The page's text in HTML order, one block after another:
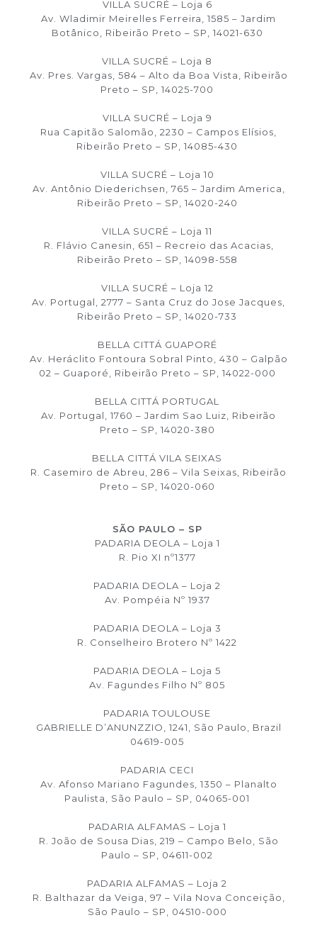
VILLA SUCRÉ – Loja 6
Av. Wladimir Meirelles Ferreira, 1585 – Jardim
Botânico, Ribeirão Preto – SP, 14021-630
VILLA SUCRÉ – Loja 8
Av. Pres. Vargas, 584 – Alto da Boa Vista, Ribeirão
Preto – SP, 14025-700
VILLA SUCRÉ – Loja 9
Rua Capitão Salomão, 2230 – Campos Elísios,
Ribeirão Preto – SP, 14085-430
VILLA SUCRÉ – Loja 10
Av. Antônio Diederichsen, 765 – Jardim America,
Ribeirão Preto – SP, 14020-240
VILLA SUCRÉ – Loja 11
R. Flávio Canesin, 651 – Recreio das Acacias,
Ribeirão Preto – SP, 14098-558
VILLA SUCRÉ – Loja 12
Av. Portugal, 2777 – Santa Cruz do Jose Jacques,
Ribeirão Preto – SP, 14020-733
BELLA CITTÁ GUAPORÉ
Av. Heráclito Fontoura Sobral Pinto, 430 – Galpão
02 – Guaporé, Ribeirão Preto – SP, 14022-000
BELLA CITTÁ PORTUGAL
Av. Portugal, 1760 – Jardim Sao Luiz, Ribeirão
Preto – SP, 14020-380
BELLA CITTÁ VILA SEIXAS
R. Casemiro de Abreu, 286 – Vila Seixas, Ribeirão
Preto – SP, 14020-060
SÃO PAULO – SP
PADARIA DEOLA – Loja 1
R. Pio XI nº1377
PADARIA DEOLA – Loja 2
Av. Pompéia Nº 1937
PADARIA DEOLA – Loja 3
R. Conselheiro Brotero Nº 1422
PADARIA DEOLA – Loja 5
Av. Fagundes Filho Nº 805
PADARIA TOULOUSE
GABRIELLE D’ANUNZZIO, 1241, São Paulo, Brazil
04619-005
PADARIA CECI
Av. Afonso Mariano Fagundes, 1350 – Planalto
Paulista, São Paulo – SP, 04065-001
PADARIA ALFAMAS – Loja 1
R. João de Sousa Dias, 219 – Campo Belo, São
Paulo – SP, 04611-002
PADARIA ALFAMAS – Loja 2
R. Balthazar da Veiga, 97 – Vila Nova Conceição,
São Paulo – SP, 04510-000